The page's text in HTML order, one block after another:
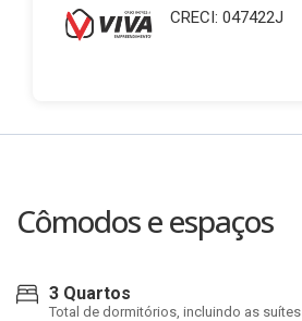
CRECI: 047422J
Cômodos e espaços
3 Quartos
Total de dormitórios, incluindo as suítes